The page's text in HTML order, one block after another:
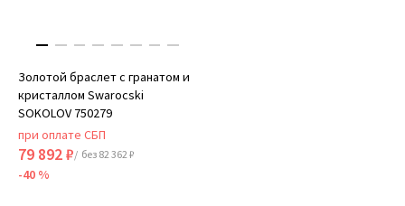
Золотой браслет с гранатом и
кристаллом Swarocski
SOKOLOV 750279
при оплате СБП
79 892 ₽/ без 82 362 ₽
-40 %